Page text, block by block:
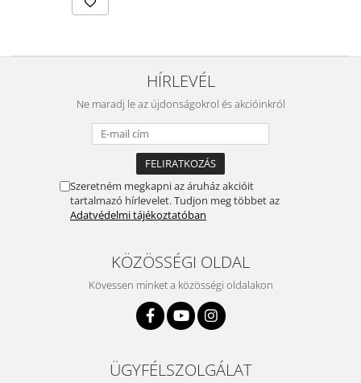
HÍRLEVÉL
Ne maradj le az újdonságokrol és akcióinkról
Szeretném megkapni az áruház akcióit
tartalmazó hírlevelet. Tudjon meg többet az
Adatvédelmi tájékoztatóban
KÖZÖSSÉGI OLDAL
Kövessen minket a közösségi oldalakon
ÜGYFÉLSZOLGÁLAT